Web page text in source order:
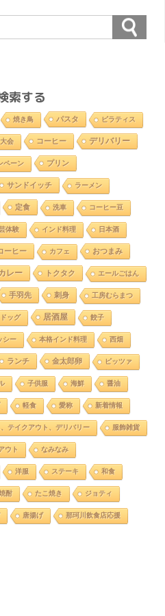
索する
焼き鳥 パスタ ピラティス
会 コーヒー デリバリー
ペーン プリン
サンドイッチ ラーメン
定食 洗車 コーヒー豆
体験 インド料理 日本酒
ーヒー カフェ おつまみ
レー トクタク エールごはん
手羽先 刺身 工房むらまつ
ッグ 居酒屋 餃子
シー 本格インド料理 西畑
ランチ 金太郎卵 ピッツァ
子供服 海鮮 醤油
軽食 愛称 新着情報
テイクアウト、デリバリー 服飾雑貨
ウト なみなみ
洋服 ステーキ 和食
酎 たこ焼き ジョティ
唐揚げ 那珂川飲食店応援